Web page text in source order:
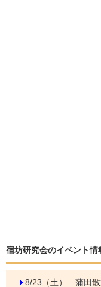
宿坊研究会のイベント情
8/23（土） 蒲田